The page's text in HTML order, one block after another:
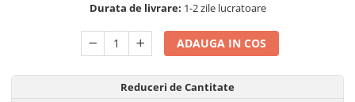
Tapet 3D Autoadeziv
Umidificatoare
Uscatoare si Standere Haine
Articole pentru Gradina si Bricolaj
Durata de livrare: 1-2 zile lucratoare
ADAUGA IN COS
Reduceri de Cantitate